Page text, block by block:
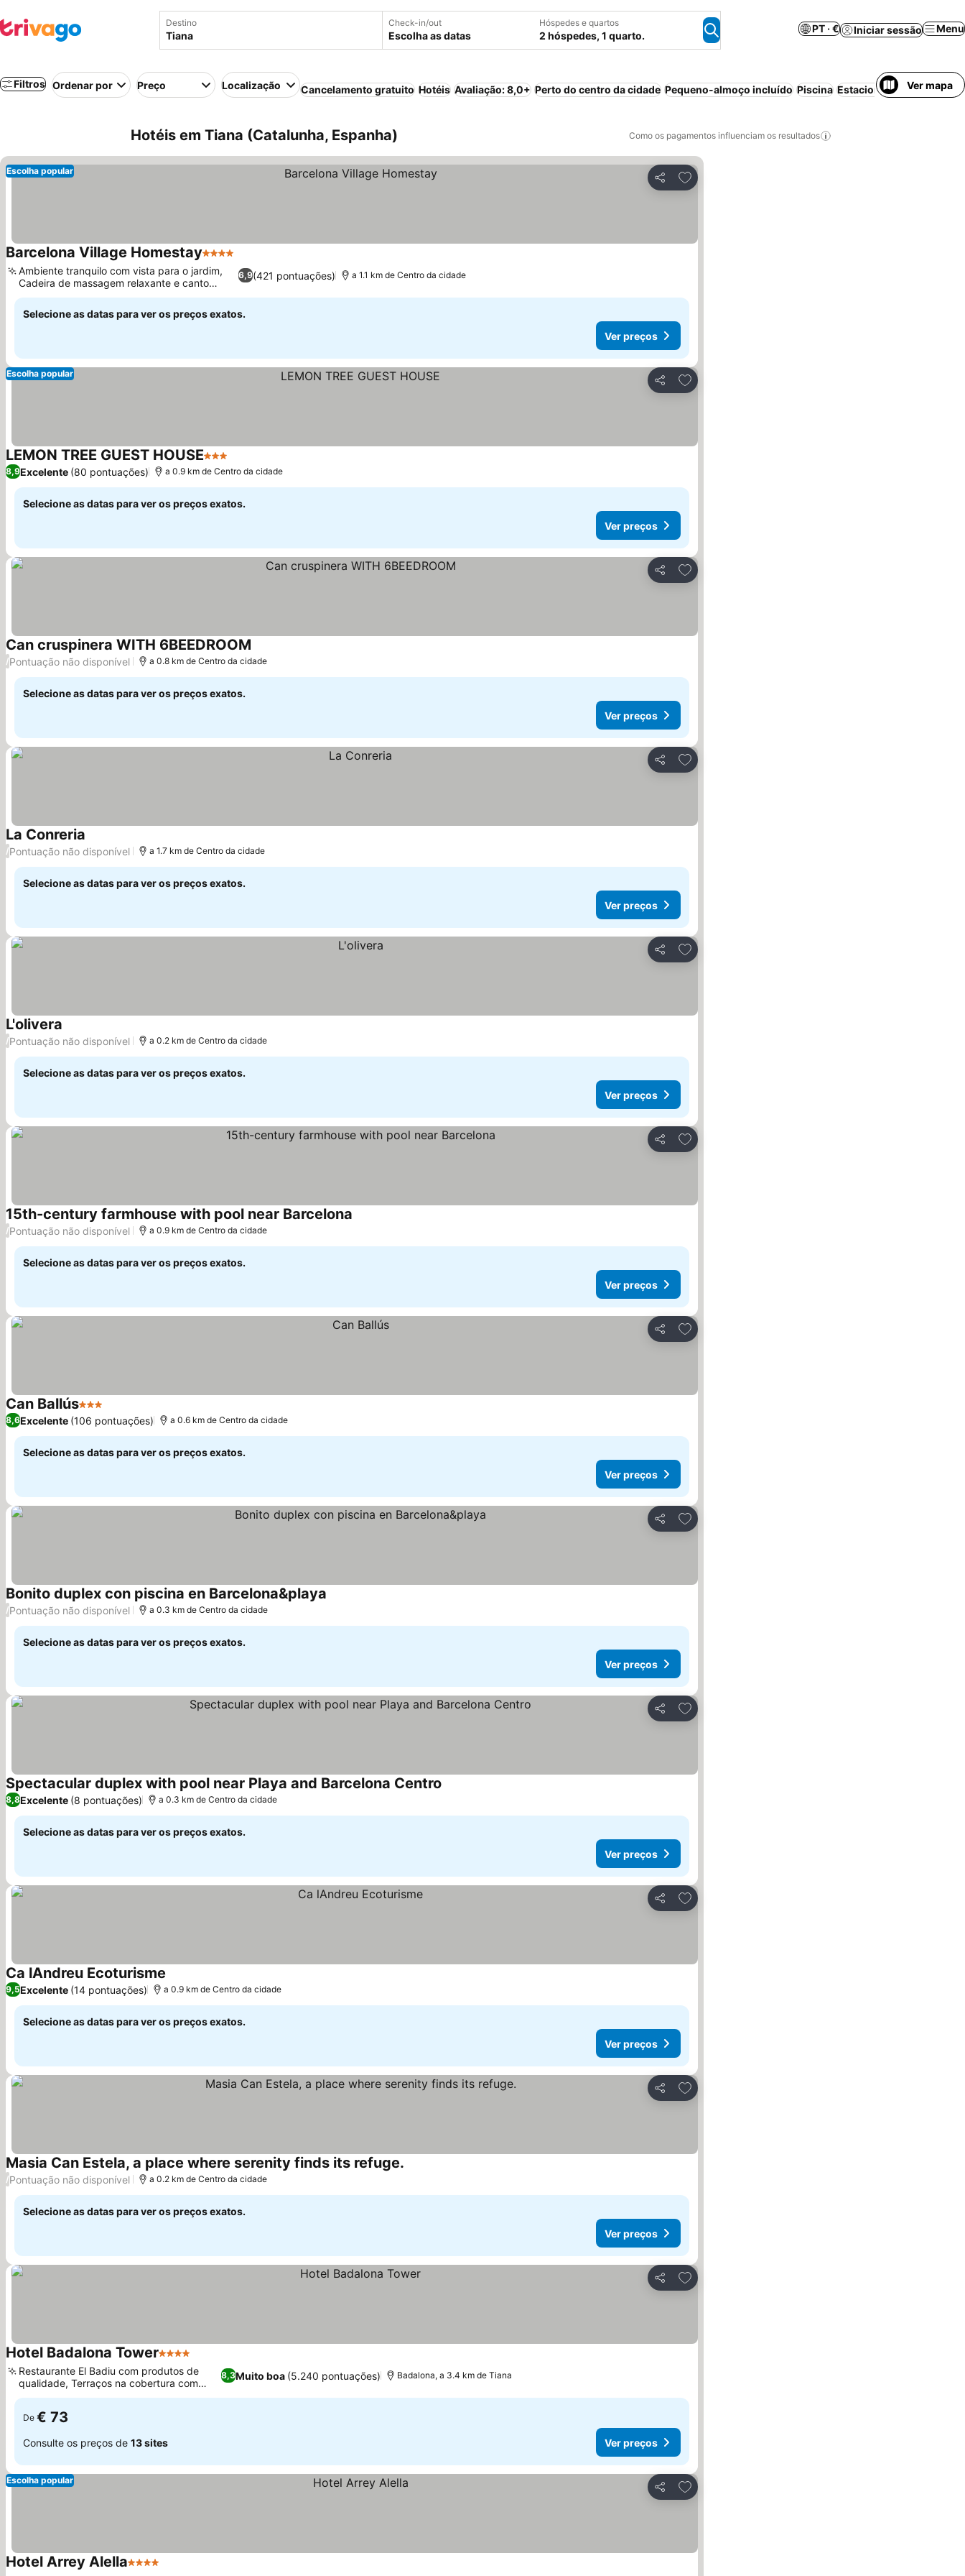
Destino Check-in/out
Escolha as datas
Hóspedes e quartos
2 hóspedes, 1 quarto.
PT · € Iniciar sessão Menu
Filtros Ordenar por Preço Localização Cancelamento gratuito Hotéis Avaliação: 8,0+ Perto do centro da cidade Pequeno-almoço incluído Piscina Estacionamento Praia
Ver mapa
Hotéis em Tiana (Catalunha, Espanha) Como os pagamentos influenciam os resultados
Partilhar
Adicionar aos favoritos
Escolha popular
Barcelona Village Homestay4 Estrelas
6,9(421 pontuações)
Ambiente tranquilo com vista para o jardim,
Cadeira de massagem relaxante e canto
fitness
a 1.1 km de Centro da cidade
Selecione as datas para ver os preços exatos.
Ver preços
Partilhar
Adicionar aos favoritos
Escolha popular
LEMON TREE GUEST HOUSE3 Estrelas
8,9Excelente (80 pontuações) a 0.9 km de Centro da cidade
Selecione as datas para ver os preços exatos.
Ver preços
Partilhar
Adicionar aos favoritos
Can cruspinera WITH 6BEEDROOM
/Pontuação não disponível a 0.8 km de Centro da cidade
Selecione as datas para ver os preços exatos.
Ver preços
Partilhar
Adicionar aos favoritos
La Conreria
/Pontuação não disponível a 1.7 km de Centro da cidade
Selecione as datas para ver os preços exatos.
Ver preços
Partilhar
Adicionar aos favoritos
L'olivera
/Pontuação não disponível a 0.2 km de Centro da cidade
Selecione as datas para ver os preços exatos.
Ver preços
Partilhar
Adicionar aos favoritos
15th-century farmhouse with pool near Barcelona
/Pontuação não disponível a 0.9 km de Centro da cidade
Selecione as datas para ver os preços exatos.
Ver preços
Partilhar
Adicionar aos favoritos
Can Ballús3 Estrelas
8,6Excelente (106 pontuações) a 0.6 km de Centro da cidade
Selecione as datas para ver os preços exatos.
Ver preços
Partilhar
Adicionar aos favoritos
Bonito duplex con piscina en Barcelona&playa
/Pontuação não disponível a 0.3 km de Centro da cidade
Selecione as datas para ver os preços exatos.
Ver preços
Partilhar
Adicionar aos favoritos
Spectacular duplex with pool near Playa and Barcelona Centro
8,8Excelente (8 pontuações) a 0.3 km de Centro da cidade
Selecione as datas para ver os preços exatos.
Ver preços
Partilhar
Adicionar aos favoritos
Ca lAndreu Ecoturisme
9,5Excelente (14 pontuações) a 0.9 km de Centro da cidade
Selecione as datas para ver os preços exatos.
Ver preços
Partilhar
Adicionar aos favoritos
Masia Can Estela, a place where serenity finds its refuge.
/Pontuação não disponível a 0.2 km de Centro da cidade
Selecione as datas para ver os preços exatos.
Ver preços
Partilhar
Adicionar aos favoritos
Hotel Badalona Tower4 Estrelas
8,3Muito boa (5.240 pontuações)
Restaurante El Badiu com produtos de
qualidade, Terraços na cobertura com
vista para a cidade
Badalona, a 3.4 km de Tiana
De € 73
Consulte os preços de 13 sites Ver preços
Partilhar
Adicionar aos favoritos
Escolha popular
Hotel Arrey Alella4 Estrelas